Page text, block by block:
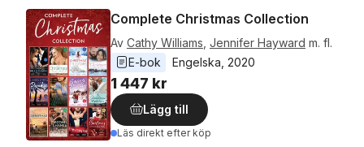
Complete Christmas Collection
Av Cathy Williams Jennifer Hayward m. fl.
E-bok
Engelska 2020
1 447 kr
Lägg till
Läs direkt efter köp